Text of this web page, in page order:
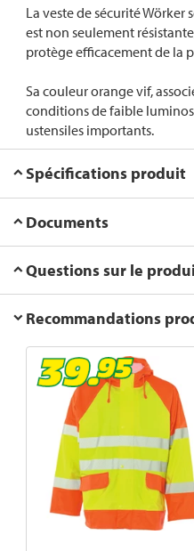
La veste de sécurité
est non seulement
protège efficacement de la
Sa couleur orange vif,
conditions de faible
ustensiles importants.
Spécifications produit
Documents
Questions sur le
Recommandations